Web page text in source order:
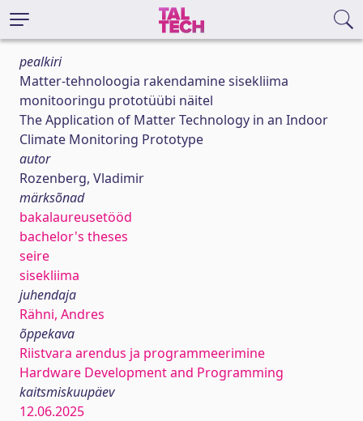
pealkiri
Matter-tehnoloogia rakendamine sisekliima
monitooringu prototüübi näitel
The Application of Matter Technology in an Indoor
Climate Monitoring Prototype
autor
Rozenberg, Vladimir
märksõnad
bakalaureusetööd
bachelor's theses
seire
sisekliima
juhendaja
Rähni, Andres
õppekava
Riistvara arendus ja programmeerimine
Hardware Development and Programming
kaitsmiskuupäev
12.06.2025